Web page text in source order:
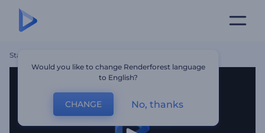
Startseite
Would you like to change Renderforest language
to English?
CHANGE No, thanks